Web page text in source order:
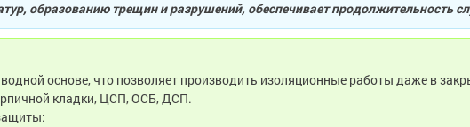
образованию трещин и разрушений, обеспечивает продолжительность
основе, что позволяет производить изоляционные работы даже в
кладки, ЦСП, ОСБ, ДСП.